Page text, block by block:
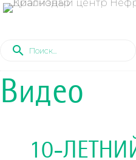
Видео
10-